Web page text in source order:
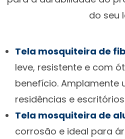
do seu
Tela mosquiteira de
leve, resistente e com
benefício. Amplamente
residências e
Tela mosquiteira de
corrosão e ideal para